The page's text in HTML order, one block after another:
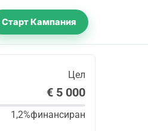
Старт Кампания
Цел
€ 5 000
1,2%финансиран